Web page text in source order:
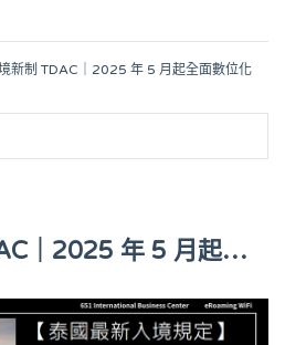
新制 TDAC｜2025 年 5 月起全面數位化
｜2025 年 5 月起全